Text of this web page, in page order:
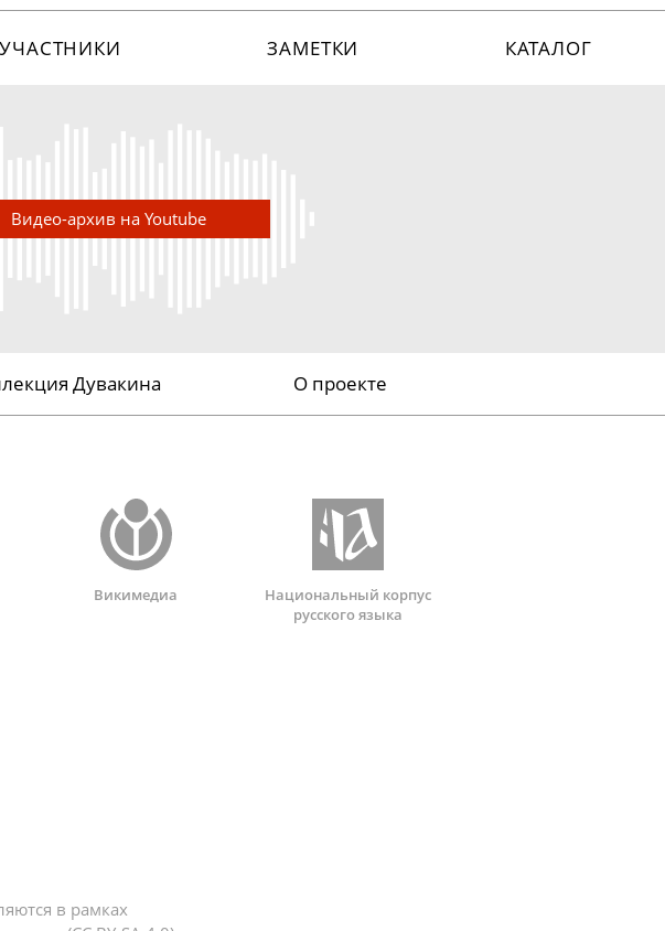
УЧАСТНИКИ ЗАМЕТКИ КАТАЛОГ
Видео-архив на Youtube
Дувакина О проекте
Викимедиа
Национальный корпус
русского языка
в рамках